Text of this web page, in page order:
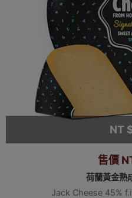
NT
售價
荷蘭黃金
Jack Cheese 45%